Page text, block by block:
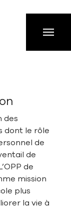
des
dont le rôle
de
de
de
mission
plus
la vie à